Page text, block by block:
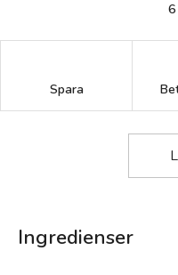
6
Spara
Ingredienser